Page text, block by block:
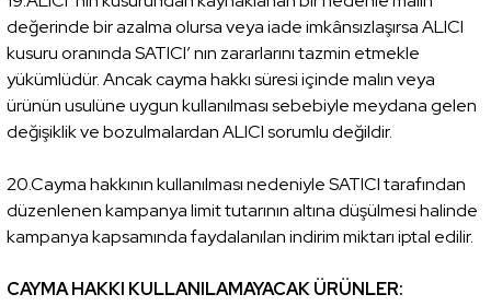
değerinde bir azalma olursa veya iade imkânsızlaşırsa ALICI
kusuru oranında SATICI’ nın zararlarını tazmin etmekle
yükümlüdür. Ancak cayma hakkı süresi içinde malın veya
ürünün usulüne uygun kullanılması sebebiyle meydana gelen
değişiklik ve bozulmalardan ALICI sorumlu değildir.
20.Cayma hakkının kullanılması nedeniyle SATICI tarafından
düzenlenen kampanya limit tutarının altına düşülmesi halinde
kampanya kapsamında faydalanılan indirim miktarı iptal edilir.
CAYMA HAKKI KULLANILAMAYACAK ÜRÜNLER: